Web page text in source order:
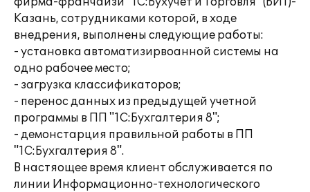
Казань, сотрудниками которой, в ходе
внедрения, выполнены следующие работы:
- установка автоматизирвоанной системы на
одно рабочее место;
- загрузка классификаторов;
- перенос данных из предыдущей учетной
программы в ПП "1С:Бухгалтерия 8";
- демонстарция правильной работы в ПП
"1С:Бухгалтерия 8".
В настяощее время клиент обслуживается по
линии Информационно-технологического